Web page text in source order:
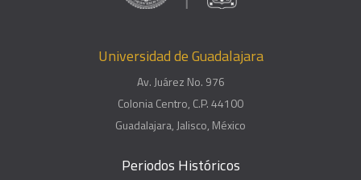
Universidad de Guadalajara
Av. Juárez No. 976
Colonia Centro, C.P. 44100
Guadalajara, Jalisco, México
Periodos Históricos